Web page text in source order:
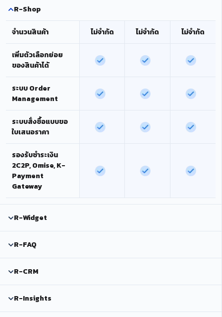
R-Shop
จำนวนสินค้า ไม่จำกัด ไม่จำกัด ไม่จำกัด
เพิ่มตัวเลือกย่อย
ของสินค้าได้
ระบบ Order
Management
ระบบสั่งซื้อแบบขอ
ใบเสนอราคา
รองรับชำระเงิน
2C2P, Omise, K-
Payment
Gateway
R-Widget
R-FAQ
R-CRM
R-Insights